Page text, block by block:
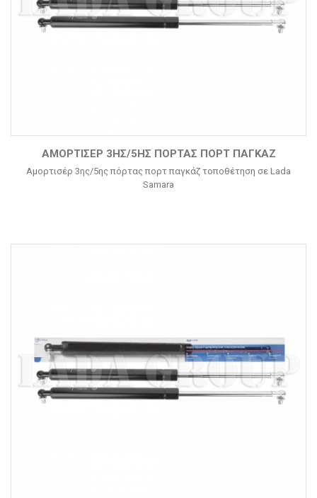
ΑΜΟΡΤΙΣΈΡ 3ΗΣ/5ΗΣ ΠΌΡΤΑΣ ΠΟΡΤ ΠΑΓΚΆΖ
Αμορτισέρ 3ης/5ης πόρτας πορτ παγκάζ τοποθέτηση σε Lada
Samara